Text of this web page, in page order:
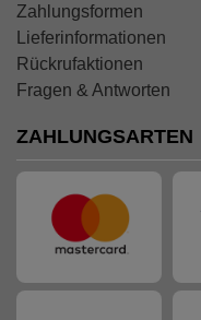
Zahlungsformen
Lieferinformationen
Rückrufaktionen
Fragen & Antworten
ZAHLUNGSARTEN